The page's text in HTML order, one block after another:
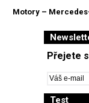
Motory –
Přejete
Test